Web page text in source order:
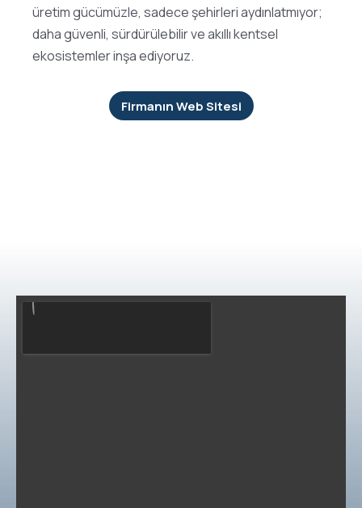
üretim gücümüzle, sadece şehirleri aydınlatmıyor;
daha güvenli, sürdürülebilir ve akıllı kentsel
ekosistemler inşa ediyoruz.
Firmanın Web Sitesi